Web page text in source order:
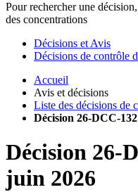
Pour rechercher une
des concentrations
Décisions et Avis
Décisions de contrôle
Accueil
Avis et décisions
Liste des décisions de
Décision 26-DCC-
Décision 26-
juin 2026